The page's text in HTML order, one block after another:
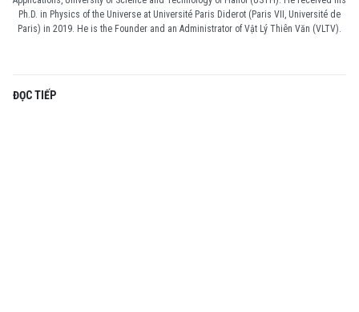
Ph.D. in Physics of the Universe at Université Paris Diderot (Paris VII, Université de
Paris) in 2019. He is the Founder and an Administrator of Vật Lý Thiên Văn (VLTV).
ĐỌC TIẾP